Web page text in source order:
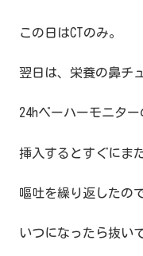
この日はCTのみ。
翌日は、栄養の鼻チ
24hペーハーモニター
挿入するとすぐにま
嘔吐を繰り返したの
いつになったら抜い